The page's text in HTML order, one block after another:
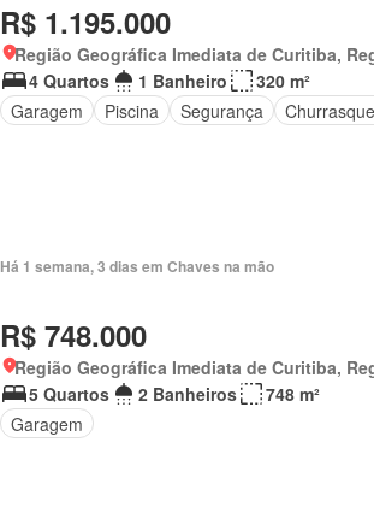
R$ 1.195.000
Região Geográfica Imediata de Curitiba,
4 Quartos
1 Banheiro
320 m²
Garagem
Piscina Segurança
Há 1 semana, 3 dias em Chaves na mão
R$ 748.000
Região Geográfica Imediata de Curitiba,
5 Quartos
2 Banheiros
748 m²
Garagem